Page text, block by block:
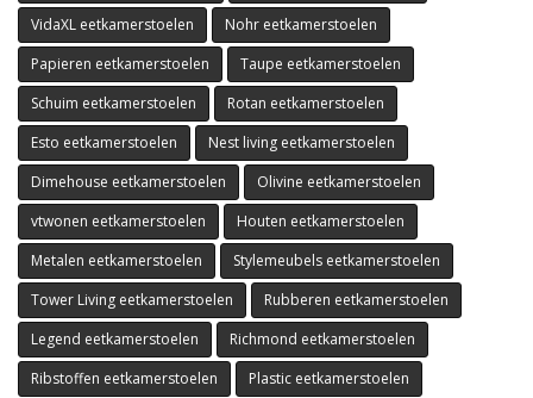
VidaXL eetkamerstoelen
Nohr eetkamerstoelen
Papieren eetkamerstoelen
Taupe eetkamerstoelen
Schuim eetkamerstoelen
Rotan eetkamerstoelen
Esto eetkamerstoelen
Nest living eetkamerstoelen
Dimehouse eetkamerstoelen
Olivine eetkamerstoelen
vtwonen eetkamerstoelen
Houten eetkamerstoelen
Metalen eetkamerstoelen
Stylemeubels eetkamerstoelen
Tower Living eetkamerstoelen
Rubberen eetkamerstoelen
Legend eetkamerstoelen
Richmond eetkamerstoelen
Ribstoffen eetkamerstoelen
Plastic eetkamerstoelen